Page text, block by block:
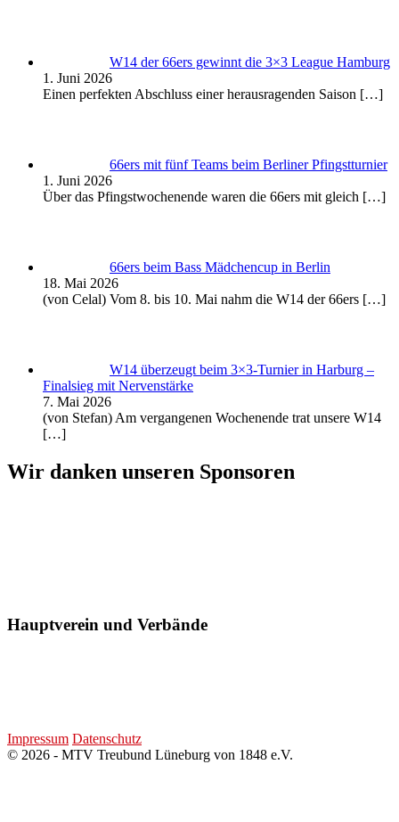
W14 der 66ers gewinnt die 3×3 League Hamburg
1. Juni 2026
Einen perfekten Abschluss einer herausragenden Saison […]
66ers mit fünf Teams beim Berliner Pfingstturnier
1. Juni 2026
Über das Pfingstwochenende waren die 66ers mit gleich […]
66ers beim Bass Mädchencup in Berlin
18. Mai 2026
(von Celal) Vom 8. bis 10. Mai nahm die W14 der 66ers […]
W14 überzeugt beim 3×3-Turnier in Harburg –
Finalsieg mit Nervenstärke
7. Mai 2026
(von Stefan) Am vergangenen Wochenende trat unsere W14
[…]
Wir danken unseren Sponsoren
Hauptverein und Verbände
Impressum Datenschutz
© 2026 - MTV Treubund Lüneburg von 1848 e.V.